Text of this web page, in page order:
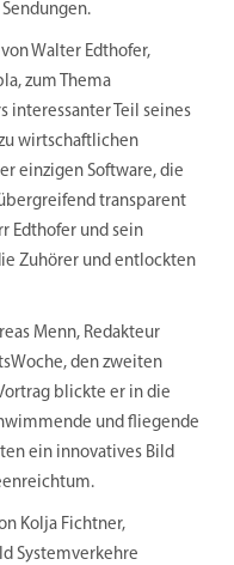
Walter Edthofer,
zum Thema
interessanter Teil seines
wirtschaftlichen
einzigen Software, die
transparent
Edthofer und sein
Zuhörer und entlockten
Menn, Redakteur
den zweiten
blickte er in die
und fliegende
ein innovatives Bild
Kolja Fichtner,
Systemverkehre